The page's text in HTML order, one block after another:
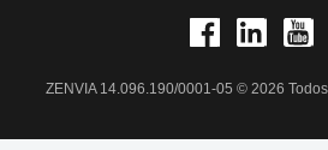
ZENVIA 14.096.190/0001-05 © 2026